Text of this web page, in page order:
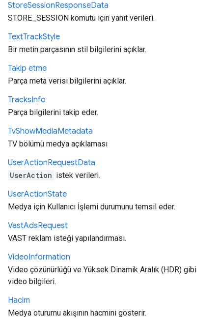
StoreSessionResponseData
STORE_SESSION komutu için yanıt verileri.
TextTrackStyle
Bir metin parçasının stil bilgilerini açıklar.
Takip etme
Parça meta verisi bilgilerini açıklar.
TracksInfo
Parça bilgilerini takip eder.
TvShowMediaMetadata
TV bölümü medya açıklaması
UserActionRequestData
UserAction istek verileri.
UserActionState
Medya için Kullanıcı İşlemi durumunu temsil eder.
VastAdsRequest
VAST reklam isteği yapılandırması.
VideoInformation
Video çözünürlüğü ve Yüksek Dinamik Aralık (HDR) gibi
video bilgileri.
Hacim
Medya oturumu akışının hacmini gösterir.